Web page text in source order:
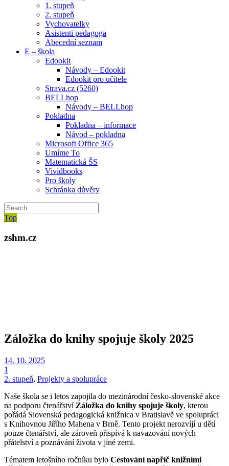
1. stupeň
2. stupeň
Vychovatelky
Asistenti pedagoga
Abecední seznam
E – škola
Edookit
Návody – Edookit
Edookit pro učitele
Strava.cz (5260)
BELLhop
Návody – BELLhop
Pokladna
Pokladna – informace
Návod – pokladna
Microsoft Office 365
Umíme To
Matematická ŠS
Vividbooks
Pro školy
Schránka důvěry
Top
zshm.cz
Záložka do knihy spojuje školy 2025
14. 10. 2025
1
2. stupeň, Projekty a spolupráce
Naše škola se i letos zapojila do mezinárodní česko-slovenské akce
na podporu čtenářství Záložka do knihy spojuje školy, kterou
pořádá Slovenská pedagogická knižnica v Bratislavě ve spolupráci
s Knihovnou Jiřího Mahena v Brně. Tento projekt nerozvíjí u dětí
pouze čtenářství, ale zároveň přispívá k navazování nových
přátelství a poznávání života v jiné zemi.
Tématem letošního ročníku bylo Cestování napříč knižními